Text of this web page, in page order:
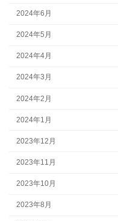
2024年6月
2024年5月
2024年4月
2024年3月
2024年2月
2024年1月
2023年12月
2023年11月
2023年10月
2023年8月